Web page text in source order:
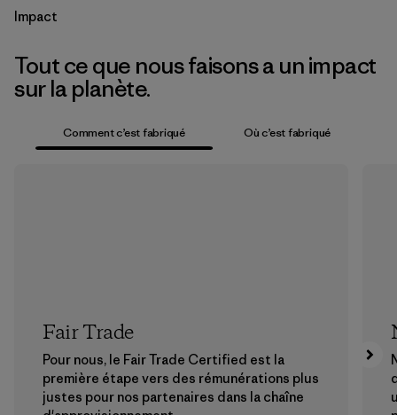
Impact
Tout ce que nous faisons a un impact
sur la planète.
Comment c’est fabriqué Où c’est fabriqué
Fair Trade
Pour nous, le Fair Trade Certified est la
première étape vers des rémunérations plus
justes pour nos partenaires dans la chaîne